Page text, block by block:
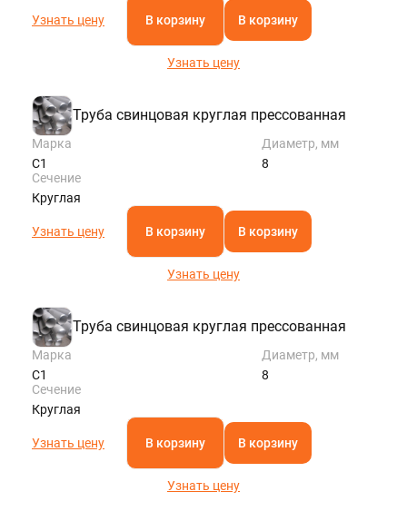
Узнать цену В корзину В корзину
Узнать цену
Труба свинцовая круглая прессованная
Марка
С1
Диаметр, мм
8
Сечение
Круглая
Узнать цену В корзину В корзину
Узнать цену
Труба свинцовая круглая прессованная
Марка
С1
Диаметр, мм
8
Сечение
Круглая
Узнать цену В корзину В корзину
Узнать цену